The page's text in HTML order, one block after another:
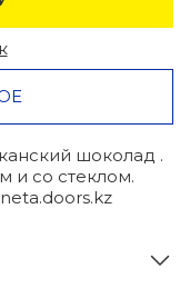
шоколад .
и со стеклом.